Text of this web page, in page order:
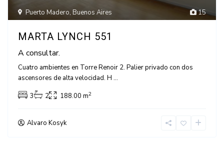
15
Puerto Madero,Buenos Aires
MARTA LYNCH 551
A consultar.
Cuatro ambientes en Torre Renoir 2. Palier privado con dos
ascensores de alta velocidad. H...
3
2 188.00 m2
Alvaro Kosyk